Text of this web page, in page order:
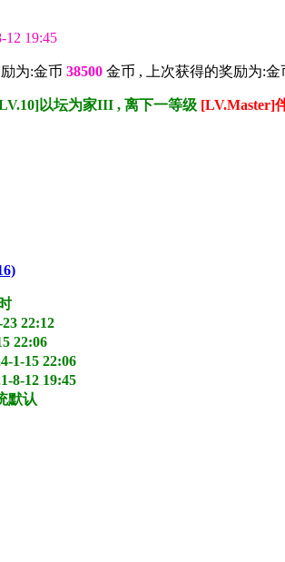
12 19:45
为:金币 38500 金币 , 上次获得的奖励为:金
以坛为家III , 离下一等级 [LV.Master]
22:12
22:06
1-15 22:06
8-12 19:45
默认